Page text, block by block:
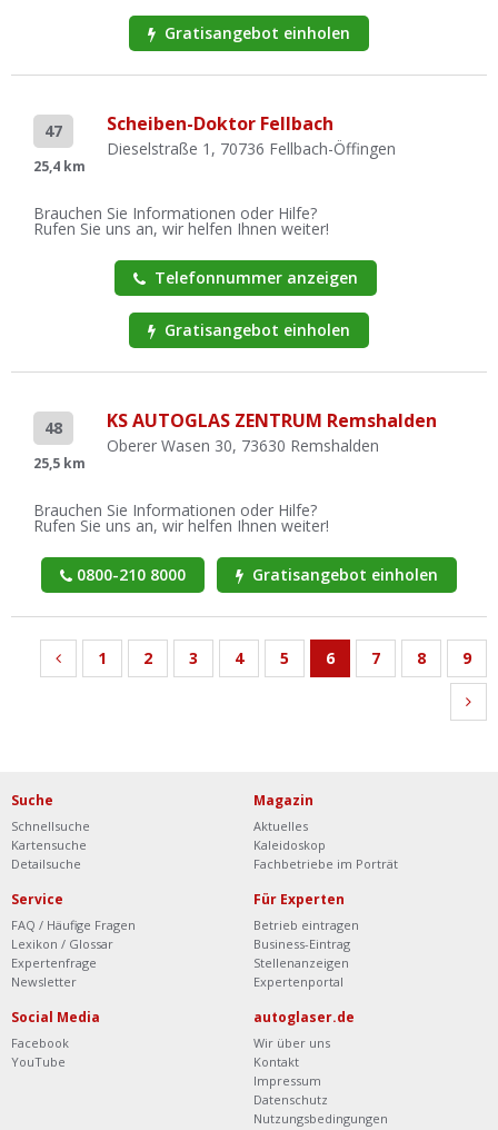
Gratisangebot einholen
47
25,4 km
Scheiben-Doktor Fellbach
Dieselstraße 1, 70736 Fellbach-Öffingen
Brauchen Sie Informationen oder Hilfe?
Rufen Sie uns an, wir helfen Ihnen weiter!
Telefonnummer anzeigen
Gratisangebot einholen
48
25,5 km
KS AUTOGLAS ZENTRUM Remshalden
Oberer Wasen 30, 73630 Remshalden
Brauchen Sie Informationen oder Hilfe?
Rufen Sie uns an, wir helfen Ihnen weiter!
0800-210 8000 Gratisangebot einholen
1 2 3 4 5 6 7 8 9
Suche
Schnellsuche
Kartensuche
Detailsuche
Magazin
Aktuelles
Kaleidoskop
Fachbetriebe im Porträt
Service
FAQ / Häufige Fragen
Lexikon / Glossar
Expertenfrage
Newsletter
Für Experten
Betrieb eintragen
Business-Eintrag
Stellenanzeigen
Expertenportal
Social Media
Facebook
YouTube
autoglaser.de
Wir über uns
Kontakt
Impressum
Datenschutz
Nutzungsbedingungen